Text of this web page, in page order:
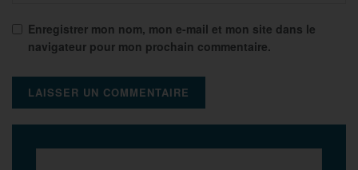
Enregistrer mon nom, mon e-mail et mon site dans le
navigateur pour mon prochain commentaire.